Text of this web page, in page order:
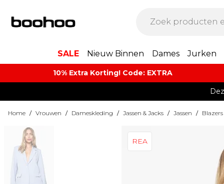
SALE Nieuw Binnen Dames Jurken
10% Extra Korting! Code: EXTRA​
Home / Vrouwen / Dameskleding / Jassen & Jacks / Jassen / Blazers
REA